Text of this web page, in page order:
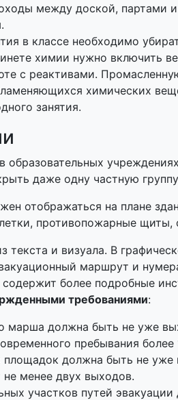
между доской, партами
в классе необходимо
химии нужно включить
с реактивами.
химических
занятия.
образовательных
даже одну частную
отображаться на плане
противопожарные
текста и визуала. В
маршрут и
содержит более подробные
требованиями:
марша должна быть не уже
пребывания более
площадок должна быть не
менее двух выходов.
участков путей